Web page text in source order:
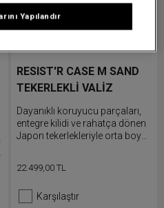
RESIST'R CASE M SAND
TEKERLEKLİ VALİZ
Dayanıklı koruyucu parçaları,
entegre kilidi ve rahatça dönen
Japon tekerlekleriyle orta boy
yolculukta dayanıklılık sunacak
22.499,00 TL
Karşılaştır
Yapılandır